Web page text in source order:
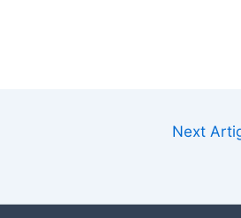
Next